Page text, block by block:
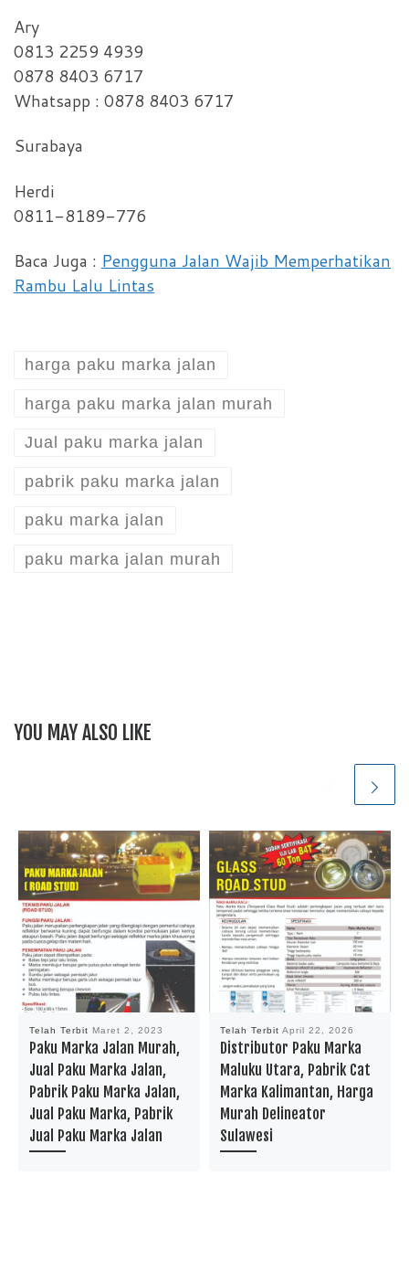
Ary
0813 2259 4939
0878 8403 6717
Whatsapp : 0878 8403 6717
Surabaya
Herdi
0811-8189-776
Baca Juga : Pengguna Jalan Wajib Memperhatikan
Rambu Lalu Lintas
harga paku marka jalan
harga paku marka jalan murah
Jual paku marka jalan
pabrik paku marka jalan
paku marka jalan
paku marka jalan murah
YOU MAY ALSO LIKE
Telah Terbit Maret 2, 2023
Paku Marka Jalan Murah,
Jual Paku Marka Jalan,
Pabrik Paku Marka Jalan,
Jual Paku Marka, Pabrik
Jual Paku Marka Jalan
Telah Terbit April 22, 2026
Distributor Paku Marka
Maluku Utara, Pabrik Cat
Marka Kalimantan, Harga
Murah Delineator
Sulawesi